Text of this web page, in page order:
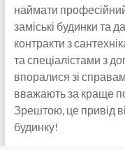
наймати
заміські будинки та
контракти з
та спеціалістами з
впоралися зі
вважають за краще
Зрештою, це привід
будинку!